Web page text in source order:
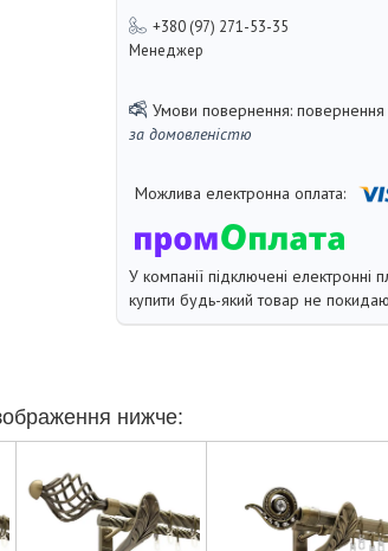
+380 (97) 271-53-35
Менеджер
повернення
за домовленістю
У компанії підключені електронні
купити будь-який товар не
нижче: